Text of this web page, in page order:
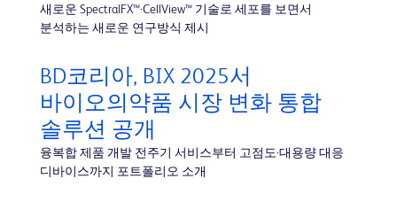
새로운 SpectralFX™·CellView™ 기술로 세포를 보면서
분석하는 새로운 연구방식 제시
BD코리아, BIX 2025서
바이오의약품 시장 변화 통합
솔루션 공개
융복합 제품 개발 전주기 서비스부터 고점도·대용량 대응
디바이스까지 포트폴리오 소개